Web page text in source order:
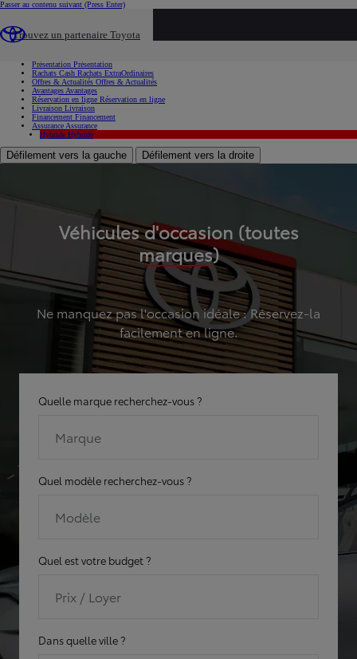
Passer au contenu suivant (Press Enter)
Trouvez un partenaire Toyota
Présentation Présentation
Rachats Cash Rachats ExtraOrdinaires
Offres & Actualités Offres & Actualités
Avantages Avantages
Réservation en ligne Réservation en ligne
Livraison Livraison
Financement Financement
Assurance Assurance
Hybride Hybride
Défilement vers la gauche Défilement vers la droite
Véhicules d'occasion (toutes
marques)
Ne manquez pas l'occasion idéale : Réservez-la
facilement en ligne.
Quelle marque recherchez-vous ?
Marque
Quel modèle recherchez-vous ?
Modèle
Quel est votre budget ?
Prix / Loyer
Dans quelle ville ?